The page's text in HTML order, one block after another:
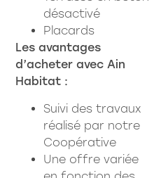
désactivé
Placards
Les avantages
d’acheter avec Ain
Habitat :
Suivi des travaux
réalisé par notre
Coopérative
Une offre variée